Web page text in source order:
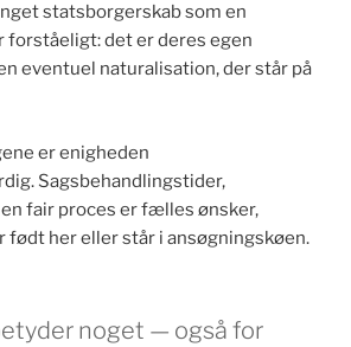
statsborgerskab som en
forståeligt: det er deres egen
eventuel naturalisation, der står på
er enigheden
Sagsbehandlingstider,
fair proces er fælles ønsker,
født her eller står i ansøgningskøen.
noget — også for